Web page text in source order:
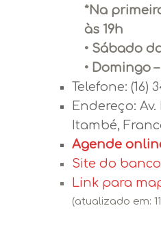
*Na
às 19h
• Sábado
• Domingo
Telefone: (16)
Endereço:
Itambé,
Agende
Site do
Link para
(atualizado em: